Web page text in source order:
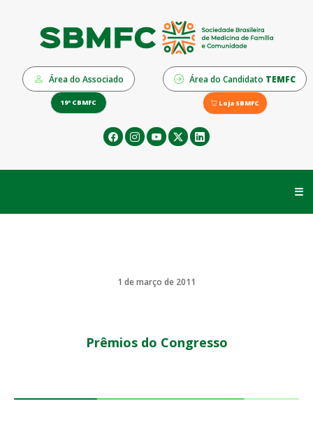
Área do Associado Área do Candidato TEMFC
19º CBMFC Loja SBMFC
☰
1 de março de 2011
Prêmios do Congresso